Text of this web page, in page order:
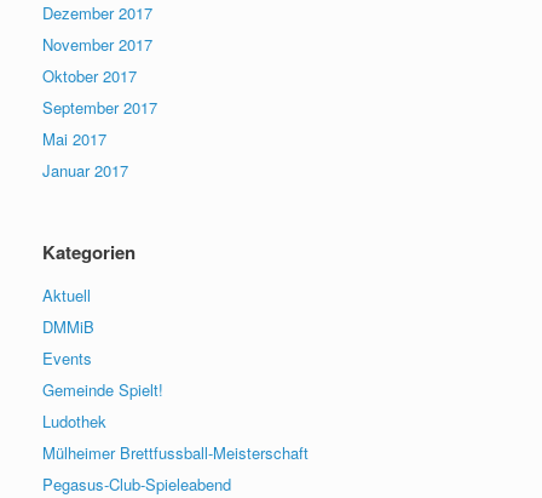
Dezember 2017
November 2017
Oktober 2017
September 2017
Mai 2017
Januar 2017
Kategorien
Aktuell
DMMiB
Events
Gemeinde Spielt!
Ludothek
Mülheimer Brettfussball-Meisterschaft
Pegasus-Club-Spieleabend